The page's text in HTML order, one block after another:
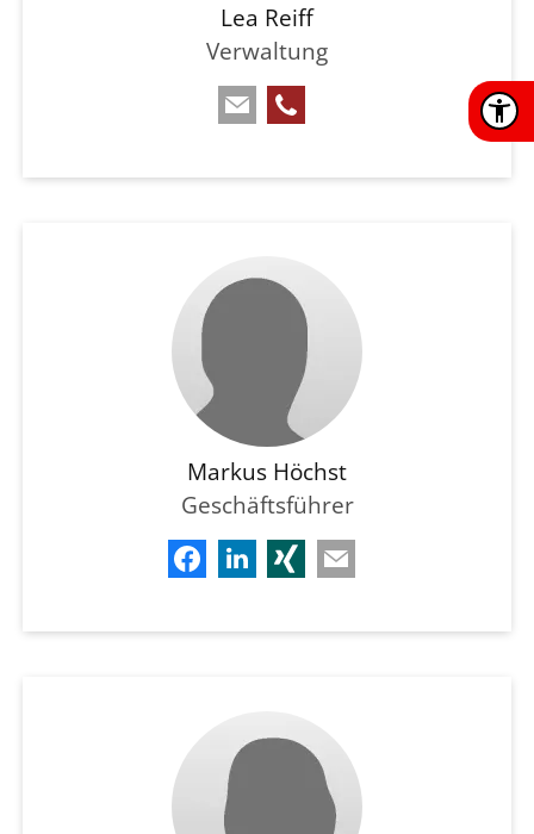
Lea Reiff
Verwaltung
Markus Höchst
Geschäftsführer